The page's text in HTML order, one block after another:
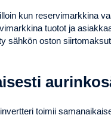
kun reservimarkkina
tuotot ja
sähkön oston
toimii